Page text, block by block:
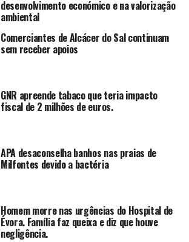
desenvolvimento económico e na valorização
ambiental
Comerciantes de Alcácer do Sal continuam
sem receber apoios
GNR apreende tabaco que teria impacto
fiscal de 2 milhões de euros.
APA desaconselha banhos nas praias de
Milfontes devido a bactéria
Homem morre nas urgências do Hospital de
Évora. Família faz queixa e diz que houve
negligência.